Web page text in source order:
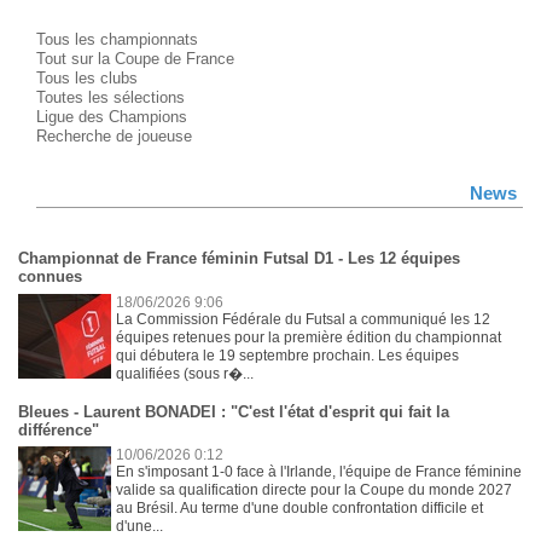
Tous les championnats
Tout sur la Coupe de France
Tous les clubs
Toutes les sélections
Ligue des Champions
Recherche de joueuse
News
Championnat de France féminin Futsal D1 - Les 12 équipes
connues
18/06/2026 9:06
La Commission Fédérale du Futsal a communiqué les 12
équipes retenues pour la première édition du championnat
qui débutera le 19 septembre prochain. Les équipes
qualifiées (sous r�...
Bleues - Laurent BONADEI : "C'est l'état d'esprit qui fait la
différence"
10/06/2026 0:12
En s'imposant 1-0 face à l'Irlande, l'équipe de France féminine
valide sa qualification directe pour la Coupe du monde 2027
au Brésil. Au terme d'une double confrontation difficile et
d'une...